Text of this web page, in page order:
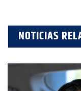
NOTICIAS